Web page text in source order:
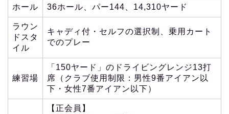
ホール 36ホール、パー144、14,310ヤード
ラウン
ドスタ
イル
キャディ付・セルフの選択制、乗用カート
でのプレー
練習場
「150ヤード」のドライビングレンジ13打
席（クラブ使用制限：男性9番アイアン以
下・女性7番アイアン以下）
【正会員】